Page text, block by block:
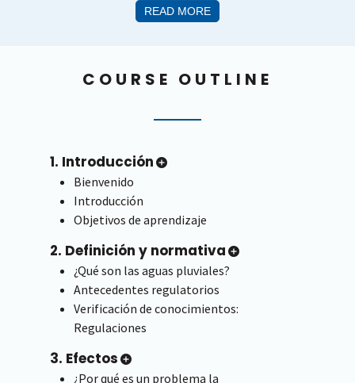
READ MORE
COURSE OUTLINE
1. Introducción
Bienvenido
Introducción
Objetivos de aprendizaje
2. Definición y normativa
¿Qué son las aguas pluviales?
Antecedentes regulatorios
Verificación de conocimientos:
Regulaciones
3. Efectos
¿Por qué es un problema la